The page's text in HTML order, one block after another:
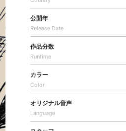
公開年
Release Date
作品分数
Runtime
カラー
Color
オリジナル音声
Language